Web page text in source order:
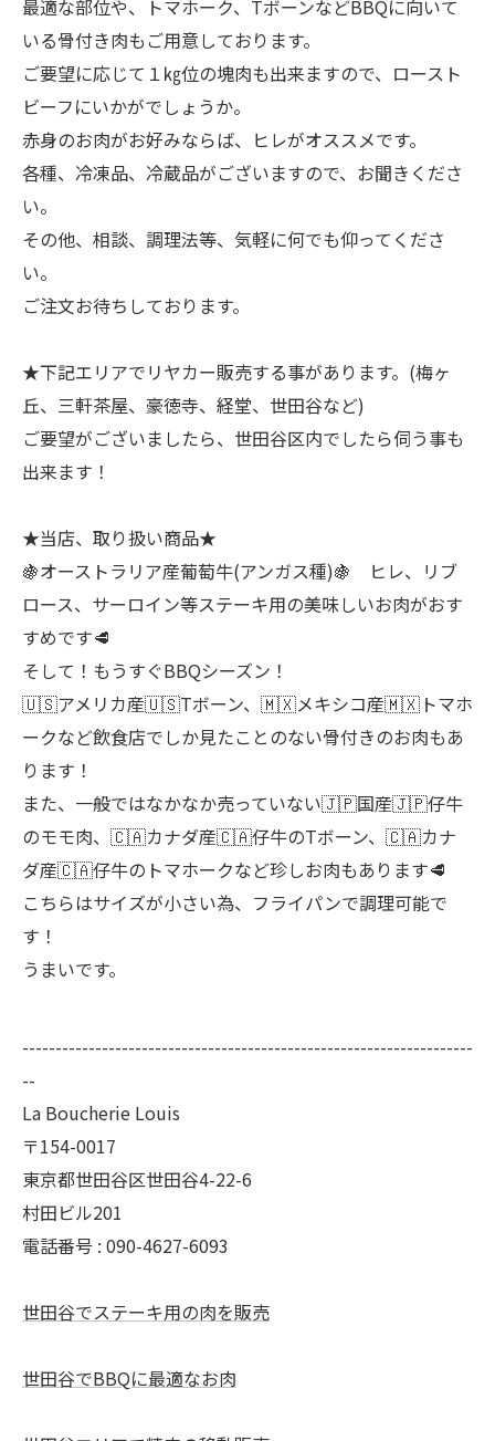
最適な部位や、トマホーク、TボーンなどBBQに向いて
いる骨付き肉もご用意しております。
ご要望に応じて１㎏位の塊肉も出来ますので、ロースト
ビーフにいかがでしょうか。
赤身のお肉がお好みならば、ヒレがオススメです。
各種、冷凍品、冷蔵品がございますので、お聞きくださ
い。
その他、相談、調理法等、気軽に何でも仰ってくださ
い。
ご注文お待ちしております。
★下記エリアでリヤカー販売する事があります。(梅ヶ
丘、三軒茶屋、豪徳寺、経堂、世田谷など)
ご要望がございましたら、世田谷区内でしたら伺う事も
出来ます！
★当店、取り扱い商品★
🍇オーストラリア産葡萄牛(アンガス種)🍇 ヒレ、リブ
ロース、サーロイン等ステーキ用の美味しいお肉がおす
すめです🥩
そして！もうすぐBBQシーズン！
🇺🇸アメリカ産🇺🇸Tボーン、🇲🇽メキシコ産🇲🇽トマホ
ークなど飲食店でしか見たことのない骨付きのお肉もあ
ります！
また、一般ではなかなか売っていない🇯🇵国産🇯🇵仔牛
のモモ肉、🇨🇦カナダ産🇨🇦仔牛のTボーン、🇨🇦カナ
ダ産🇨🇦仔牛のトマホークなど珍しお肉もあります🥩
こちらはサイズが小さい為、フライパンで調理可能で
す！
うまいです。
--------------------------------------------------------------------
--
La Boucherie Louis
〒154-0017
東京都世田谷区世田谷4-22-6
村田ビル201
電話番号 : 090-4627-6093
世田谷でステーキ用の肉を販売
世田谷でBBQに最適なお肉